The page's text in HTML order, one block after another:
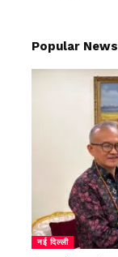
Popular News
नई दिल्ली